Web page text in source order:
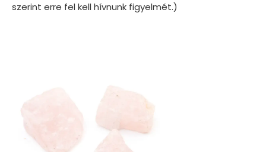
szerint erre fel kell hívnunk figyelmét.)